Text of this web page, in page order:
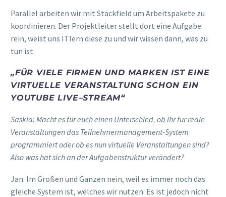
Parallel arbeiten wir mit Stackfield um Arbeitspakete zu
koordinieren. Der Projektleiter stellt dort eine Aufgabe
rein, weist uns ITlern diese zu und wir wissen dann, was zu
tun ist.
„FÜR VIELE FIRMEN UND MARKEN IST EINE
VIRTUELLE VERANSTALTUNG SCHON EIN
YOUTUBE LIVE–STREAM“
Saskia: Macht es für euch einen Unterschied, ob ihr für reale
Veranstaltungen das Teilnehmermanagement-System
programmiert oder ob es nun virtuelle Veranstaltungen sind?
Also washat sich an der Aufgabenstruktur verändert?
Jan: Im Großen und Ganzen nein, weil es immer noch das
gleiche System ist, welches wir nutzen. Es ist jedoch nicht